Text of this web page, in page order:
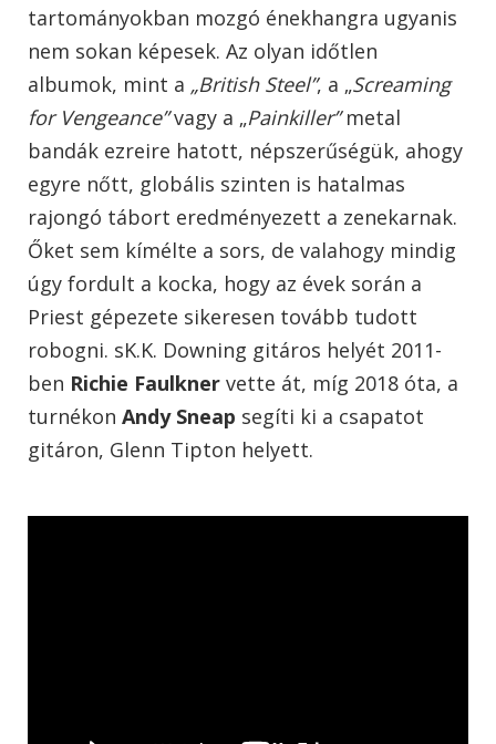
tartományokban mozgó énekhangra ugyanis
nem sokan képesek. Az olyan időtlen
albumok, mint a „British Steel”, a „Screaming
for Vengeance”vagy a „Painkiller”metal
bandák ezreire hatott, népszerűségük, ahogy
egyre nőtt, globális szinten is hatalmas
rajongó tábort eredményezett a zenekarnak.
Őket sem kímélte a sors, de valahogy mindig
úgy fordult a kocka, hogy az évek során a
Priest gépezete sikeresen tovább tudott
robogni. sK.K. Downing gitáros helyét 2011-
ben Richie Faulkner vette át, míg 2018 óta, a
turnékon Andy Sneap segíti ki a csapatot
gitáron, Glenn Tipton helyett.